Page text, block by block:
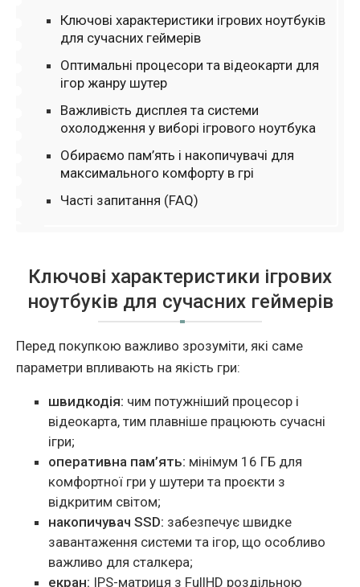
Ключові характеристики ігрових ноутбуків
для сучасних геймерів
Оптимальні процесори та відеокарти для
ігор жанру шутер
Важливість дисплея та системи
охолодження у виборі ігрового ноутбука
Обираємо пам’ять і накопичувачі для
максимального комфорту в грі
Часті запитання (FAQ)
Ключові характеристики ігрових
ноутбуків для сучасних геймерів
Перед покупкою важливо зрозуміти, які саме
параметри впливають на якість гри:
швидкодія: чим потужніший процесор і
відеокарта, тим плавніше працюють сучасні
ігри;
оперативна пам’ять: мінімум 16 ГБ для
комфортної гри у шутери та проєкти з
відкритим світом;
накопичувач SSD: забезпечує швидке
завантаження системи та ігор, що особливо
важливо для сталкера;
екран: IPS-матриця з FullHD роздільною